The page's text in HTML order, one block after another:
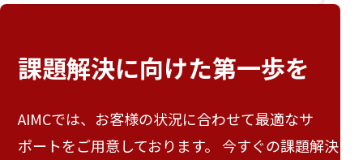
課題解決に向けた第一歩を
AIMCでは、お客様の状況に合わせて最適なサ
ポートをご用意しております。 今すぐの課題解決